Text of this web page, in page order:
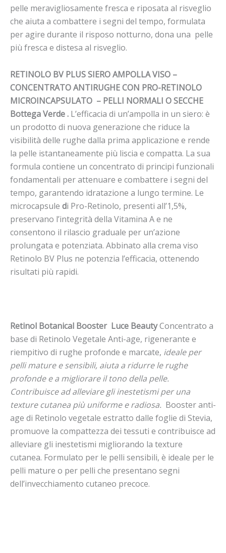
pelle meravigliosamente fresca e riposata al risveglio
che aiuta a combattere i segni del tempo, formulata
per agire durante il risposo notturno, dona una pelle
più fresca e distesa al risveglio.
RETINOLO BV PLUS SIERO AMPOLLA VISO –
CONCENTRATO ANTIRUGHE CON PRO-RETINOLO
MICROINCAPSULATO – PELLI NORMALI O SECCHE
Bottega Verde . L’efficacia di un’ampolla in un siero: è
un prodotto di nuova generazione che riduce la
visibilità delle rughe dalla prima applicazione e rende
la pelle istantaneamente più liscia e compatta. La sua
formula contiene un concentrato di principi funzionali
fondamentali per attenuare e combattere i segni del
tempo, garantendo idratazione a lungo termine. Le
microcapsule di Pro-Retinolo, presenti all’1,5%,
preservano l’integrità della Vitamina A e ne
consentono il rilascio graduale per un’azione
prolungata e potenziata. Abbinato alla crema viso
Retinolo BV Plus ne potenzia l’efficacia, ottenendo
risultati più rapidi.
Retinol Botanical Booster Luce BeautyConcentrato a
base di Retinolo Vegetale Anti-age, rigenerante e
riempitivo di rughe profonde e marcate, ideale per
pelli mature e sensibili, aiuta a ridurre le rughe
profonde e a migliorare il tono della pelle.
Contribuisce ad alleviare gli inestetismi per una
texture cutanea più uniforme e radiosa. Booster anti-
age di Retinolo vegetale estratto dalle foglie di Stevia,
promuove la compattezza dei tessuti e contribuisce ad
alleviare gli inestetismi migliorando la texture
cutanea. Formulato per le pelli sensibili, è ideale per le
pelli mature o per pelli che presentano segni
dell’invecchiamento cutaneo precoce.